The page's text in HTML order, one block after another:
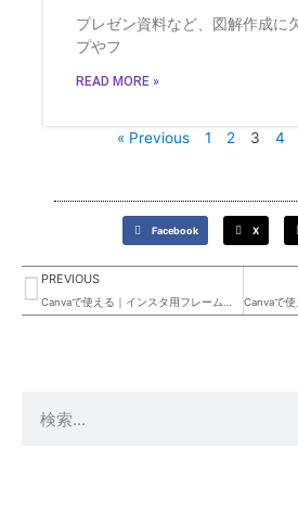
プレゼン資料など、図解作成に
プやフ
READ MORE »
« Previous 1 2 3 4
Facebook X
Prev
PREVIOUS
Canvaで使える｜インスタ用フレームデザイン#18